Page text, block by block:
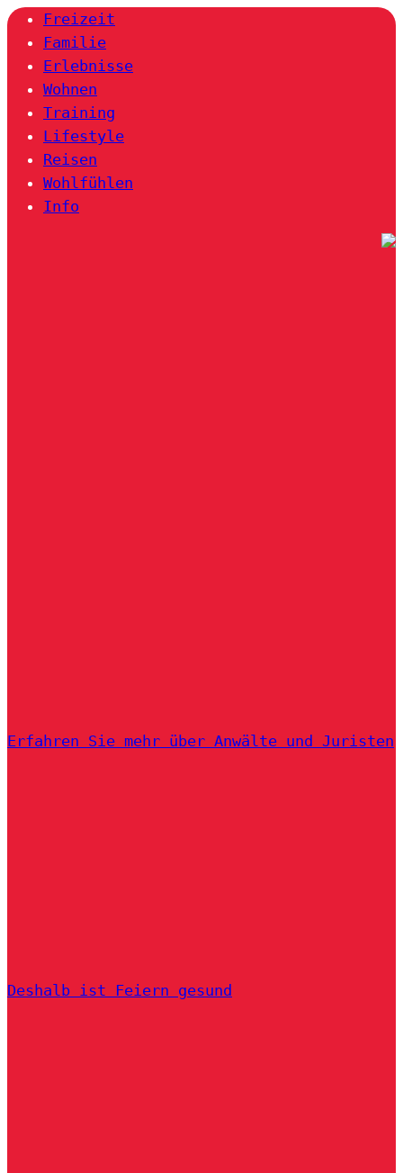
Freizeit
Familie
Erlebnisse
Wohnen
Training
Lifestyle
Reisen
Wohlfühlen
Info
Erfahren Sie mehr über Anwälte und Juristen
Deshalb ist Feiern gesund